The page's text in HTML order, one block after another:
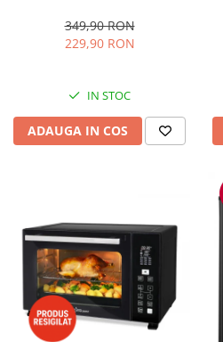
349,90 RON
229,90 RON
IN STOC
ADAUGA IN COS